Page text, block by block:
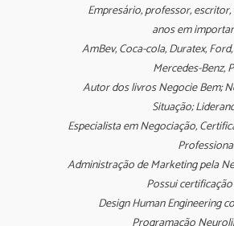
Empresário, professor,
anos em
AmBev, Coca-cola, Duratex,
Mercedes-Benz,
Autor dos livros Negocie Bem;
Situação;
Especialista em Negociação,
Administração de Marketing pela
Possui
Design Human Engineering